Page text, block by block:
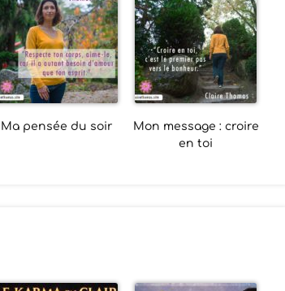
Ma pensée du soir
Mon message : croire
en toi